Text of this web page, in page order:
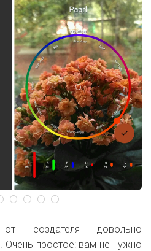
создателя довольно
Очень простое: вам не нужно